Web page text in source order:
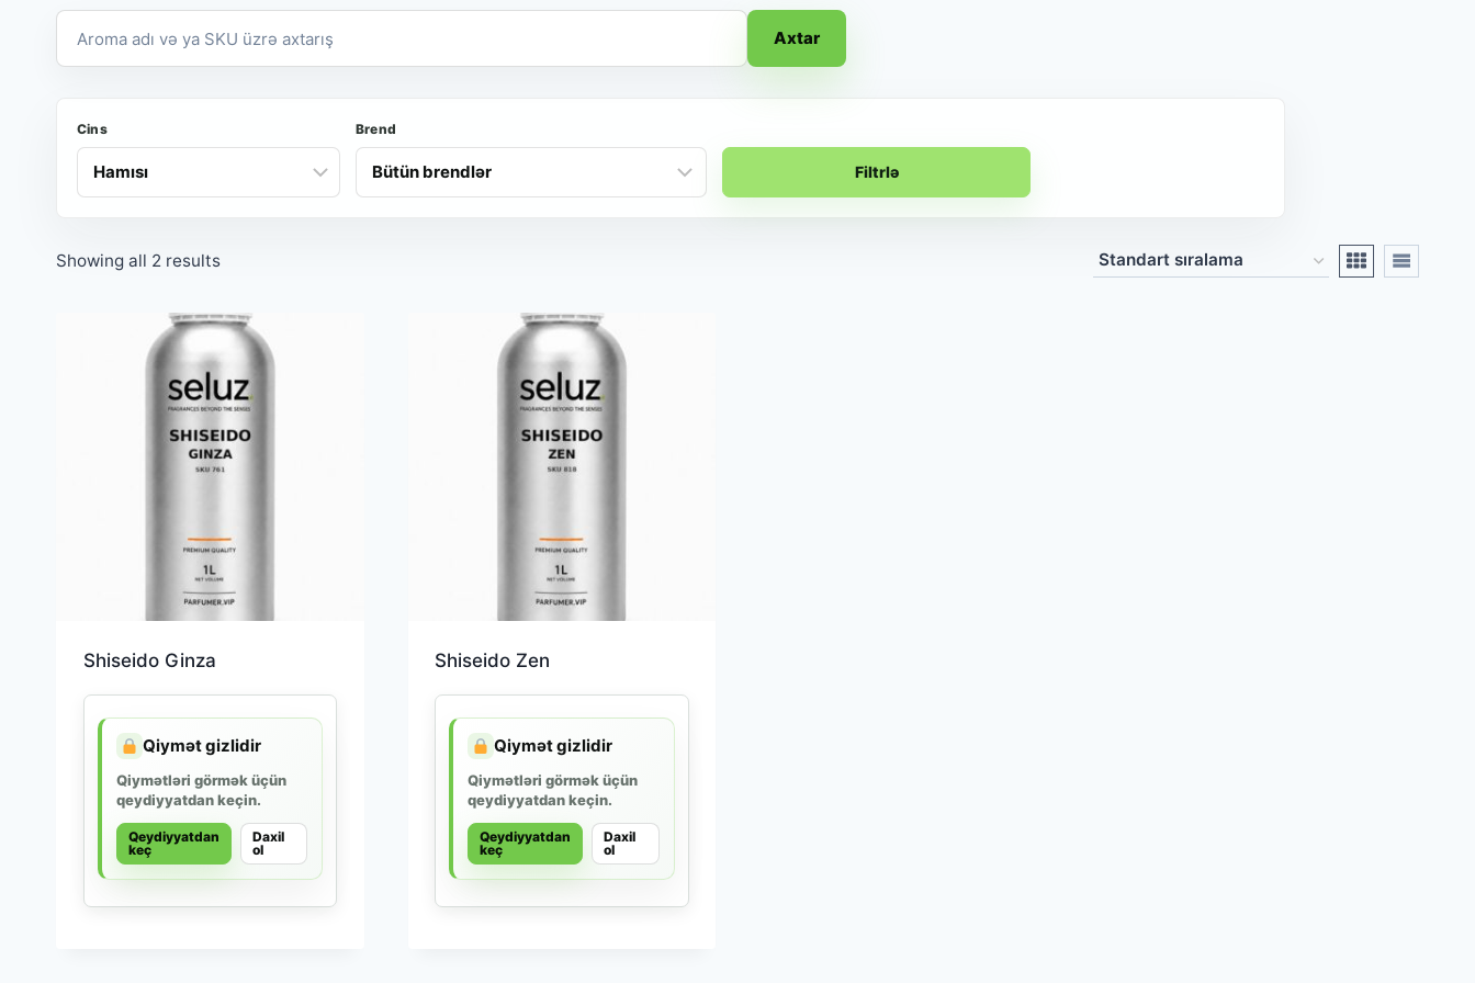
Axtar
Cins Brend
Filtrlə
Showing all 2 results
Shiseido Ginza
Qiymət gizlidir
Qiymətləri görmək üçün
qeydiyyatdan keçin.
Qeydiyyatdan
keç
Daxil
ol
Shiseido Zen
Qiymət gizlidir
Qiymətləri görmək üçün
qeydiyyatdan keçin.
Qeydiyyatdan
keç
Daxil
ol